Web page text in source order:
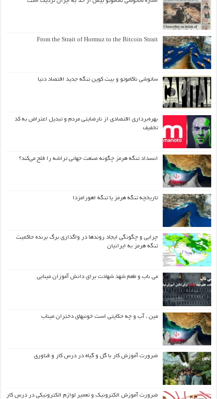
From the Strait of Hormuz to the Bitcoin Strait
ساتوشی ناکاموتو و بیت کوین تنگه جدید اقتصاد دنیا
بهره‌برداری اقتصادی از نارضایتی مردم و تبدیل اعتراض به کد
تخفیف
انسداد تنگه هرمز چگونه صنعت جهانی تراشه را فلج می‌کند؟
تاریخچه تنگه هرمز یا تنگه اهورامزدا
چرایی و چگونگی ایجاد روندها در واگذاری برگ برنده حاکمیت
تنگه هرمز به ایرانیان
می ناب و طعم شهد شهادت برای دانش آموزان مینابی
مین ، آب و چه حکایتی است خونبهای دختران میناب
ضرورت آموزش کار با گل و گیاه در درس کار و فناوری
ضرورت آموزش الکترونیک و تعمیر لوازم الکترونیکی در درس کار